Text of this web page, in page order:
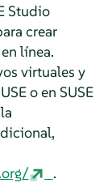
Studio
crear
línea.
virtuales y
o en SUSE
.